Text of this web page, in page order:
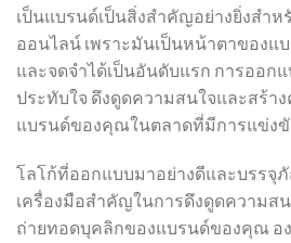
เป็นแบรนด์เป็นสิ่งสำคัญอย่างยิ่งสำ
ออนไลน์ เพราะมันเป็นหน้าตาของแ
และจดจำได้เป็นอันดับแรก การออก
ประทับใจ ดึงดูดความสนใจและสร้า
แบรนด์ของคุณในตลาดที่มีการแข่ง
โลโก้ที่ออกแบบมาอย่างดีและบรรจุ
เครื่องมือสำคัญในการดึงดูดความส
ถ่ายทอดบุคลิกของแบรนด์ของคุณ อ